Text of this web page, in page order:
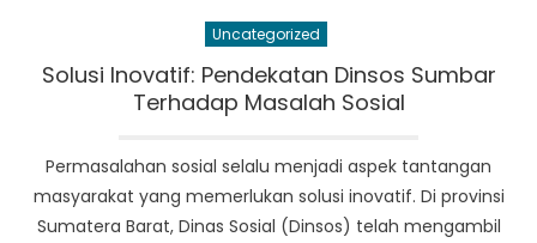
Uncategorized
Solusi Inovatif: Pendekatan Dinsos Sumbar
Terhadap Masalah Sosial
Permasalahan sosial selalu menjadi aspek tantangan
masyarakat yang memerlukan solusi inovatif. Di provinsi
Sumatera Barat, Dinas Sosial (Dinsos) telah mengambil